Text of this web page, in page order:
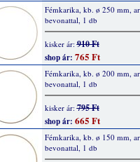
Fémkarika, kb. ø 250 mm,
bevonattal, 1 db
kisker ár:910 Ft
shop ár: 765 Ft
Fémkarika, kb. ø 200 mm,
bevonattal, 1 db
kisker ár:795 Ft
shop ár: 665 Ft
Fémkarika, kb. ø 150 mm,
bevonattal, 1 db